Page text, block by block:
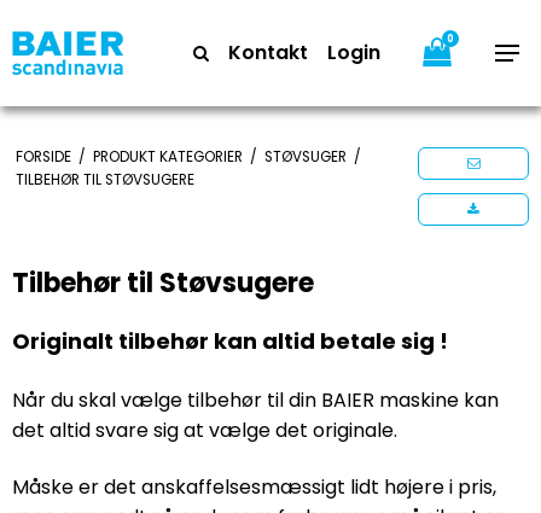
Kontakt Login 0
FORSIDE / PRODUKT KATEGORIER / STØVSUGER /
TILBEHØR TIL STØVSUGERE
Tilbehør til Støvsugere
Originalt tilbehør kan altid betale sig !
Når du skal vælge tilbehør til din BAIER maskine kan
det altid svare sig at vælge det originale.
Måske er det anskaffelsesmæssigt lidt højere i pris,